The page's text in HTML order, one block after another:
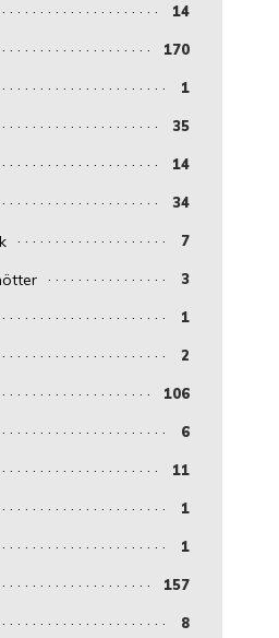
14
170
1
35
14
34
7
3
1
2
106
6
11
1
1
157
8